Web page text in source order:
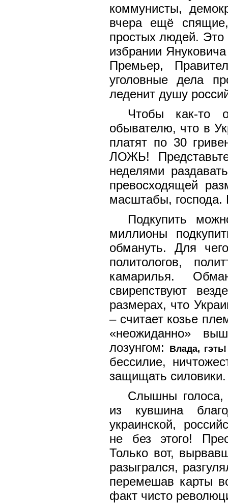
коммунисты,
вчера ещё
простых людей.
избрании
Премьер,
уголовные дела
леденит душу
Чтобы как-то
обывателю, что в
платят по 30
ЛОЖЬ!
неделями
превосходящей
масштабы, господа.
Подкупить
миллионы
обмануть. Для
политологов,
камарилья.
свирепствуют
размерах, что
– считает козье
«неожиданно»
лозунгом:
Влада,
бессилие,
защищать
Слышны голоса,
из кувшина
украинской,
не без этого!
Только вот,
разыгрался,
перемешав карты
факт чисто